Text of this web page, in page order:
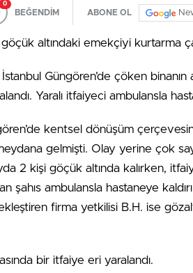
0
BEĞENDİM ABONE OL
altındaki emekçiyi kurtarma
Güngören’de çöken binanın
Yaralı itfaiyeci ambulansla
kentsel dönüşüm
gelmişti. Olay yerine çok
2 kişi göçük altında kalırken,
şahıs ambulansla hastaneye
firma yetkilisi B.H. ise
bir itfaiye eri yaralandı.